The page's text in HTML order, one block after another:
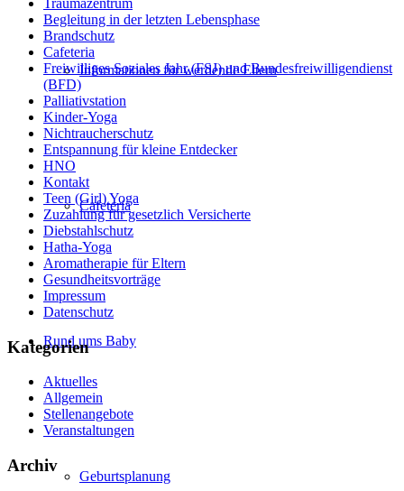
Informationen für werdende Eltern
Cafeteria
Rund ums Baby
Geburtsplanung
Begleitung in der letzten Lebensphase
Brandschutz
Cafeteria
Freiwilliges Soziales Jahr (FSJ) und Bundesfreiwilligendienst
(BFD)
Palliativstation
Kinder-Yoga
Nichtraucherschutz
Entspannung für kleine Entdecker
HNO
Kontakt
Teen (Girl) Yoga
Zuzahlung für gesetzlich Versicherte
Diebstahlschutz
Hatha-Yoga
Aromatherapie für Eltern
Gesundheitsvorträge
Impressum
Datenschutz
Kategorien
Aktuelles
Allgemein
Stellenangebote
Veranstaltungen
Archiv